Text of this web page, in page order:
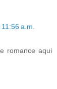
a.m.
romance aqui